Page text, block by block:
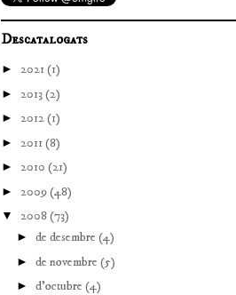
Descatalogats
► 2021(1)
► 2013(2)
► 2012(1)
► 2011(8)
► 2010 (21)
► 2009(48)
▼ 2008(73)
► de desembre (4)
► de novembre (5)
► d’octubre (4)